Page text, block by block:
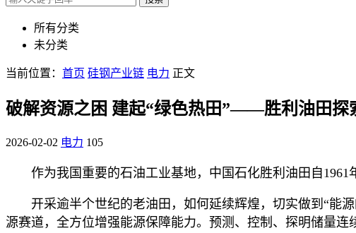
所有分类
未分类
当前位置： 首页 硅钢产业链 电力 正文
破解资源之困 建起“绿色热田”——胜利油田探
2026-02-02 电力 105
作为我国重要的石油工业基地，中国石化胜利油田自
开采逾半个世纪的老油田，如何延续辉煌，切实做到“能
源赛道，全方位增强能源保障能力。预测、控制、探明储量连